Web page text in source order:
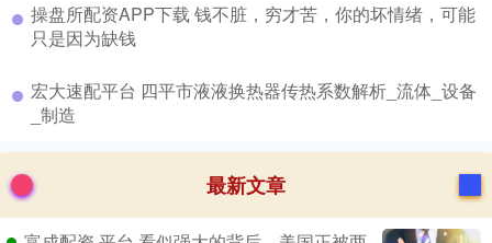
​操盘所配资APP下载 钱不脏，穷才苦，你的坏情绪，可能
只是因为缺钱
​宏大速配平台 四平市液液换热器传热系数解析_流体_设备
_制造
最新文章